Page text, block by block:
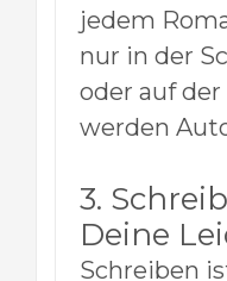
jedem
nur in der
oder auf
werden
3.
Deine
Schreiben